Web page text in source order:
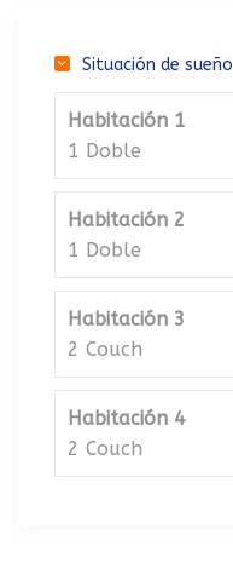
Situación de sueño
Habitación 1
1 Doble
Habitación 2
1 Doble
Habitación 3
2 Couch
Habitación 4
2 Couch